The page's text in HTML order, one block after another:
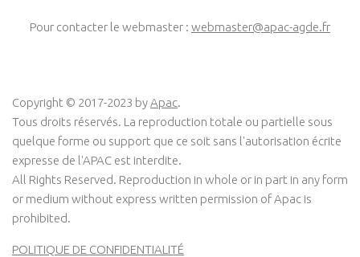
Pour contacter le webmaster : webmaster@apac-agde.fr
Copyright © 2017-2023 byApac.
Tous droits réservés. La reproduction totale ou partielle sous
quelque forme ou support que ce soit sans l'autorisation écrite
expresse de l'APAC est interdite.
All Rights Reserved. Reproduction in whole or in part in any form
or medium without express written permission of Apac is
prohibited.
POLITIQUE DE CONFIDENTIALITÉ